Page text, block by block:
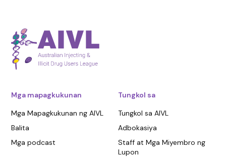
Mga mapagkukunan
Mga Mapagkukunan ng AIVL
Balita
Mga podcast
Tungkol sa
Tungkol sa AIVL
Adbokasiya
Staff at Mga Miyembro ng
Lupon